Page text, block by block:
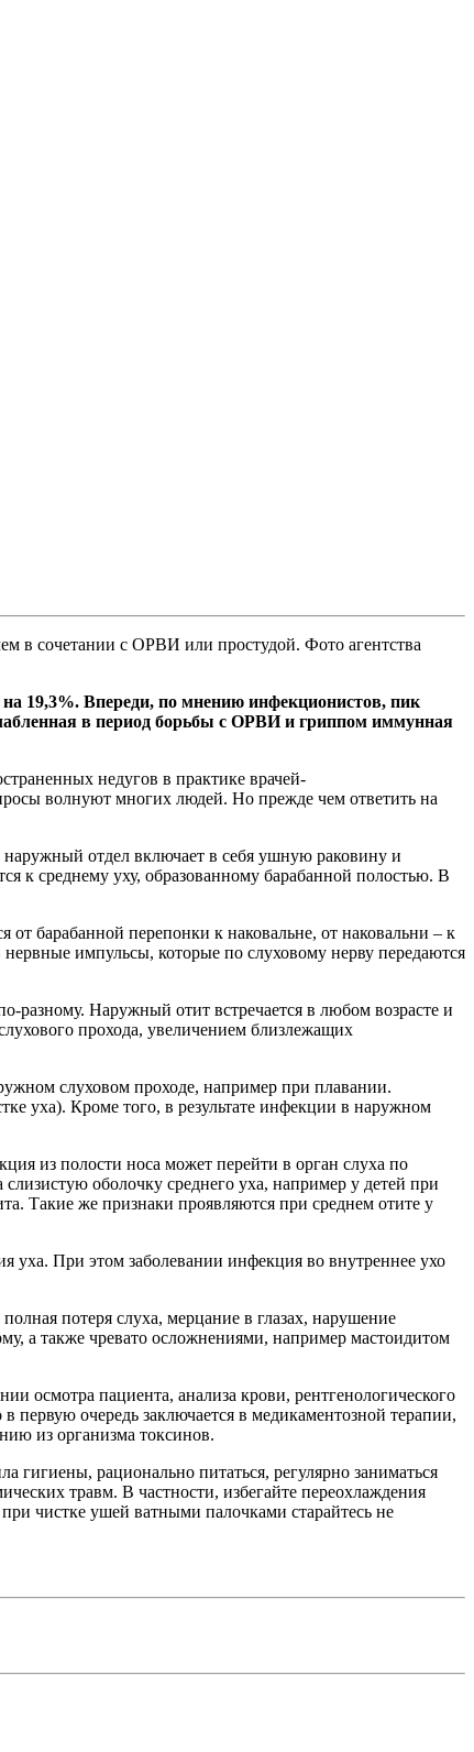
в сочетании с ОРВИ или простудой. Фото агентства
19,3%. Впереди, по мнению инфекционистов, пик
в период борьбы с ОРВИ и гриппом иммунная
недугов в практике врачей-
волнуют многих людей. Но прежде чем ответить на
наружный отдел включает в себя ушную раковину и
к среднему уху, образованному барабанной полостью. В
от барабанной перепонки к наковальне, от наковальни – к
нервные импульсы, которые по слуховому нерву передаются
разному. Наружный отит встречается в любом возрасте и
прохода, увеличением близлежащих
слуховом проходе, например при плавании.
уха). Кроме того, в результате инфекции в наружном
из полости носа может перейти в орган слуха по
оболочку среднего уха, например у детей при
Такие же признаки проявляются при среднем отите у
уха. При этом заболевании инфекция во внутреннее ухо
потеря слуха, мерцание в глазах, нарушение
а также чревато осложнениями, например мастоидитом
осмотра пациента, анализа крови, рентгенологического
первую очередь заключается в медикаментозной терапии,
из организма токсинов.
гигиены, рационально питаться, регулярно заниматься
травм. В частности, избегайте переохлаждения
чистке ушей ватными палочками старайтесь не